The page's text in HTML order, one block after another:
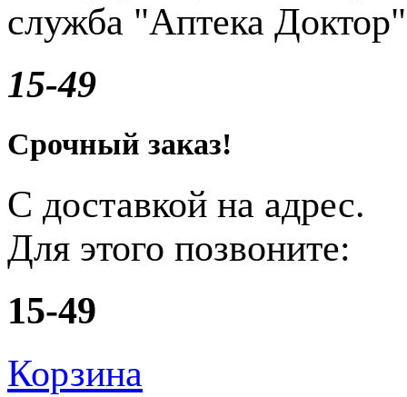
служба "Аптека
15-49
Срочный заказ!
С доставкой на адрес.
Для этого позвоните:
15-49
Корзина